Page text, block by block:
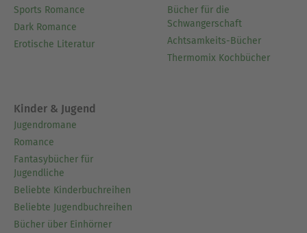
Sports Romance
Dark Romance
Erotische Literatur
Bücher für die
Schwangerschaft
Achtsamkeits-Bücher
Thermomix Kochbücher
Kinder & Jugend
Jugendromane
Romance
Fantasybücher für
Jugendliche
Beliebte Kinderbuchreihen
Beliebte Jugendbuchreihen
Bücher über Einhörner